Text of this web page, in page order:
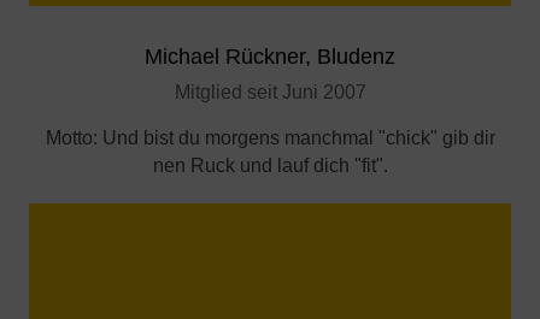
Michael Rückner, Bludenz
Mitglied seit Juni 2007
Motto: Und bist du morgens manchmal "chick" gib dir
nen Ruck und lauf dich "fit".